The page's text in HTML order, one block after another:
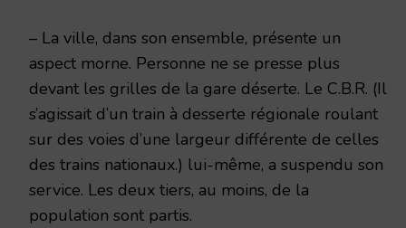
– La ville, dans son ensemble, présente un
aspect morne. Personne ne se presse plus
devant les grilles de la gare déserte. Le C.B.R. (Il
s’agissait d’un train à desserte régionale roulant
sur des voies d’une largeur différente de celles
des trains nationaux.) lui-même, a suspendu son
service. Les deux tiers, au moins, de la
population sont partis.